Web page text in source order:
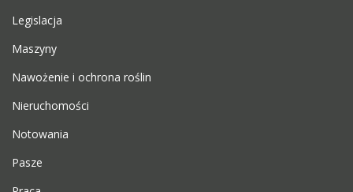
Legislacja
Maszyny
Nawożenie i ochrona roślin
Nieruchomości
Notowania
Pasze